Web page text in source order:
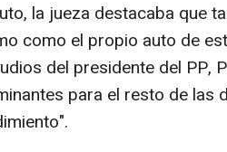
la jueza destacaba que
como el propio auto de
del presidente del PP,
para el resto de las